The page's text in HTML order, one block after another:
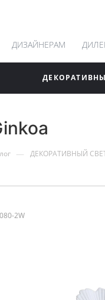
ДИЗАЙНЕРАМ
— ДЕКОРАТИВНЫЙ
2W